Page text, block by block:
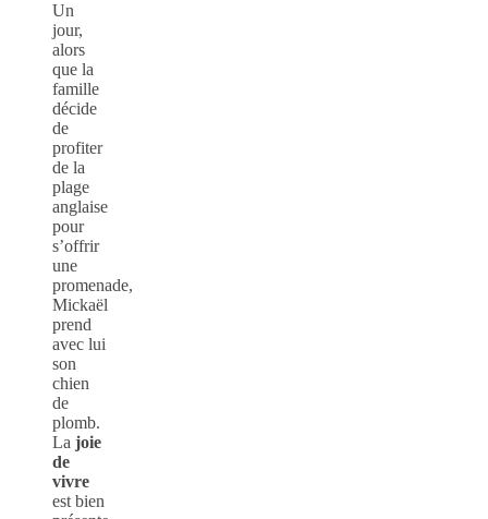
Un
jour,
alors
que la
famille
décide
de
profiter
de la
plage
anglaise
pour
s’offrir
une
promenade,
Mickaël
prend
avec lui
son
chien
de
plomb.
La joie
de
vivre
est bien